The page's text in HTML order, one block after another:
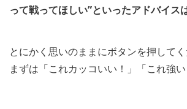
って戦ってほしい”といったアドバイス
とにかく思いのままにボタンを押して
まずは「これカッコいい！」「これ強